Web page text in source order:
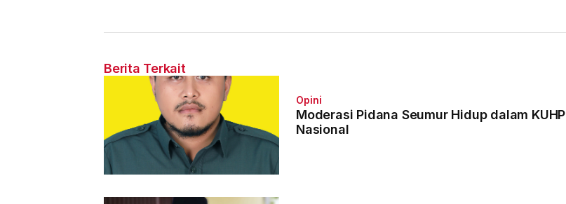
Berita Terkait
Opini
Moderasi Pidana Seumur Hidup dalam KUHP
Nasional